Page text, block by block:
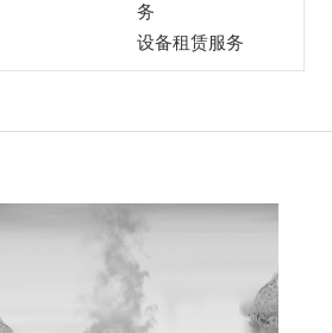
务
设备租赁服务